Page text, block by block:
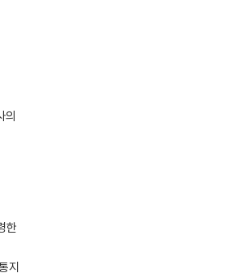
의
한
지